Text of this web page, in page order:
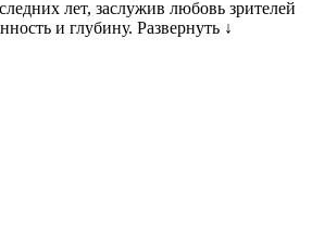
лет, заслужив любовь зрителей
и глубину. Развернуть ↓